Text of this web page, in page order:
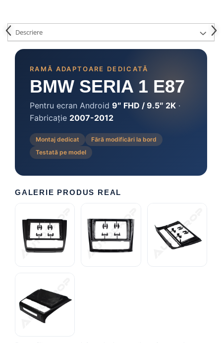
Camere marșarier universale
Camere Skoda
Camere Volkswagen
Camere Audi
Camere BMW
Camere Ford
Camere Opel
Camere Renault
Camere Fiat
Camere Citroen
Camere Peugeot
Camere Fiat
Descriere
RAMĂ ADAPTOARE DEDICATĂ
BMW SERIA 1 E87
Pentru ecran Android 9″ FHD / 9.5″ 2K ·
Fabricație 2007-2012
Montaj dedicat
Fără modificări la bord
Testată pe model
GALERIE PRODUS REAL